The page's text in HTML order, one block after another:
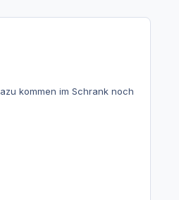
kommen im Schrank noch